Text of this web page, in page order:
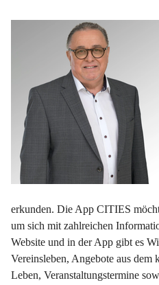
erkunden. Die App CITIES
um sich mit zahlreichen
Website und in der App gibt es
Vereinsleben, Angebote aus dem
Leben, Veranstaltungstermine